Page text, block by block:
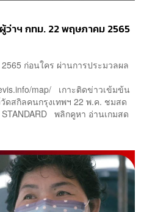
ว่าฯ กทม. 22 พฤษภาคม 2565
ก่อนใคร ผ่านการประมวลผล
map/ เกาะติดข่าวเข้มข้น
ดสกิลคนกรุงเทพฯ 22 พ.ค. ชมสด
พลิกคูหา อ่านเกมสด